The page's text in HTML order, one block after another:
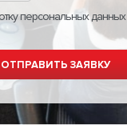
персональных данных